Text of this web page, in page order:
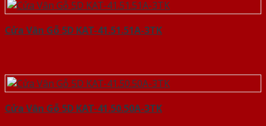
Cửa Vân Gỗ 5D KAT-41.51.51A-3TK
Cửa Vân Gỗ 5D KAT-41.50.50A-3TK